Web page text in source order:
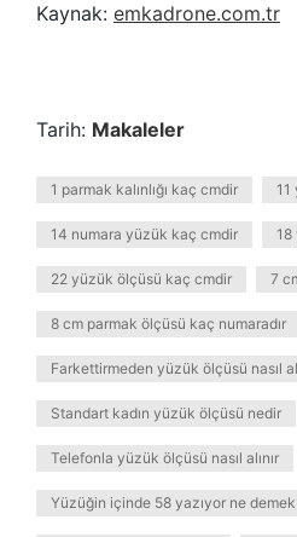
Kaynak: emkadrone.com.tr
Tarih: Makaleler
1 parmak kalınlığı kaç cmdir 11
14 numara yüzük kaç cmdir 18
22 yüzük ölçüsü kaç cmdir 7
8 cm parmak ölçüsü kaç numaradır
Farkettirmeden yüzük ölçüsü nasıl
Standart kadın yüzük ölçüsü nedir
Telefonla yüzük ölçüsü nasıl alınır
Yüzüğin içinde 58 yazıyor ne demek